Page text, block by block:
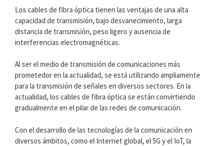
Los cables de fibra óptica tienen las ventajas de una alta
capacidad de transmisión, bajo desvanecimiento, larga
distancia de transmisión, peso ligero y ausencia de
interferencias electromagnéticas.
Al ser el medio de transmisión de comunicaciones más
prometedor en la actualidad, se está utilizando ampliamente
para la transmisión de señales en diversos sectores. En la
actualidad, los cables de fibra óptica se están convirtiendo
gradualmente en el pilar de las redes de comunicación.
Con el desarrollo de las tecnologías de la comunicación en
diversos ámbitos, como el Internet global, el 5G y el IoT, la